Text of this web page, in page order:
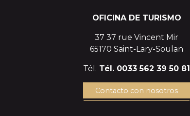
OFICINA DE TURISMO
37 37 rue Vincent Mir
65170 Saint-Lary-Soulan
Tél. Tél. 0033 562 39 50 81
Contacto con nosotros